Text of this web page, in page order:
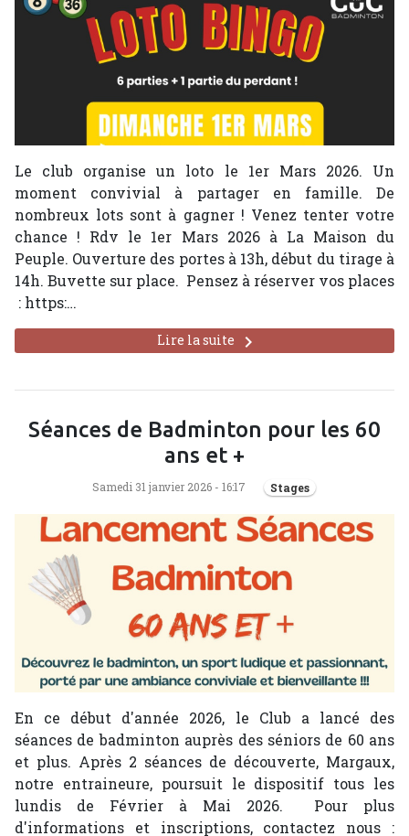
Le club organise un loto le 1er Mars 2026. Un
moment convivial à partager en famille. De
nombreux lots sont à gagner ! Venez tenter votre
chance ! Rdv le 1er Mars 2026 à La Maison du
Peuple. Ouverture des portes à 13h, début du tirage à
14h. Buvette sur place. Pensez à réserver vos places
: https:…
Lire la suite keyboard_arrow_right
Séances de Badminton pour les 60
ans et +
Samedi 31 janvier 2026 - 16:17 Stages
En ce début d'année 2026, le Club a lancé des
séances de badminton auprès des séniors de 60 ans
et plus. Après 2 séances de découverte, Margaux,
notre entraineure, poursuit le dispositif tous les
lundis de Février à Mai 2026. Pour plus
d'informations et inscriptions, contactez nous :